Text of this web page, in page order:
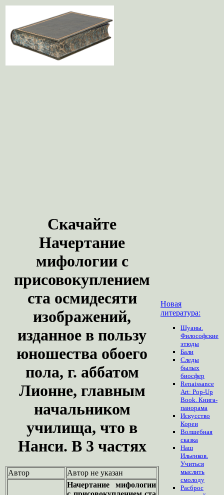
Скачайте
Начертание
мифологии с
присовокуплением
ста осмидесяти
изображений,
изданное в пользу
юношества обоего
пола, г. аббатом
Лионне, главным
начальником
училища, что в
Нанси. В 3 частях
Автор Автор не указан
Начертание мифологии
Новая
литература:
Шуаны.
Философские
этюды
Бали
Следы
былых
биосфер
Renaissance
Art: Pop-Up
Book. Книга-
панорама
Искусство
Кореи
Волшебная
сказка
Наш
Ильенков.
Учиться
мыслить
смолоду
Расброс